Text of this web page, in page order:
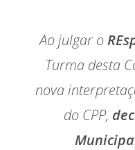
Ao julgar o
Turma desta
nova
do CPP,